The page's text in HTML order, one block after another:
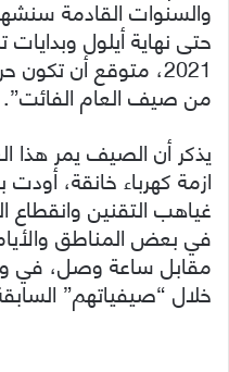
والسنوات القادمة
حتى نهاية أيلول
2021، متوقع أن
من صيف العام الفائت”.
يذكر أن الصيف يمر هذا
ازمة كهرباء خانقة،
غياهب التقنين وانقطاع
مقابل ساعة وصل، في
خلال “صيفياتهم”